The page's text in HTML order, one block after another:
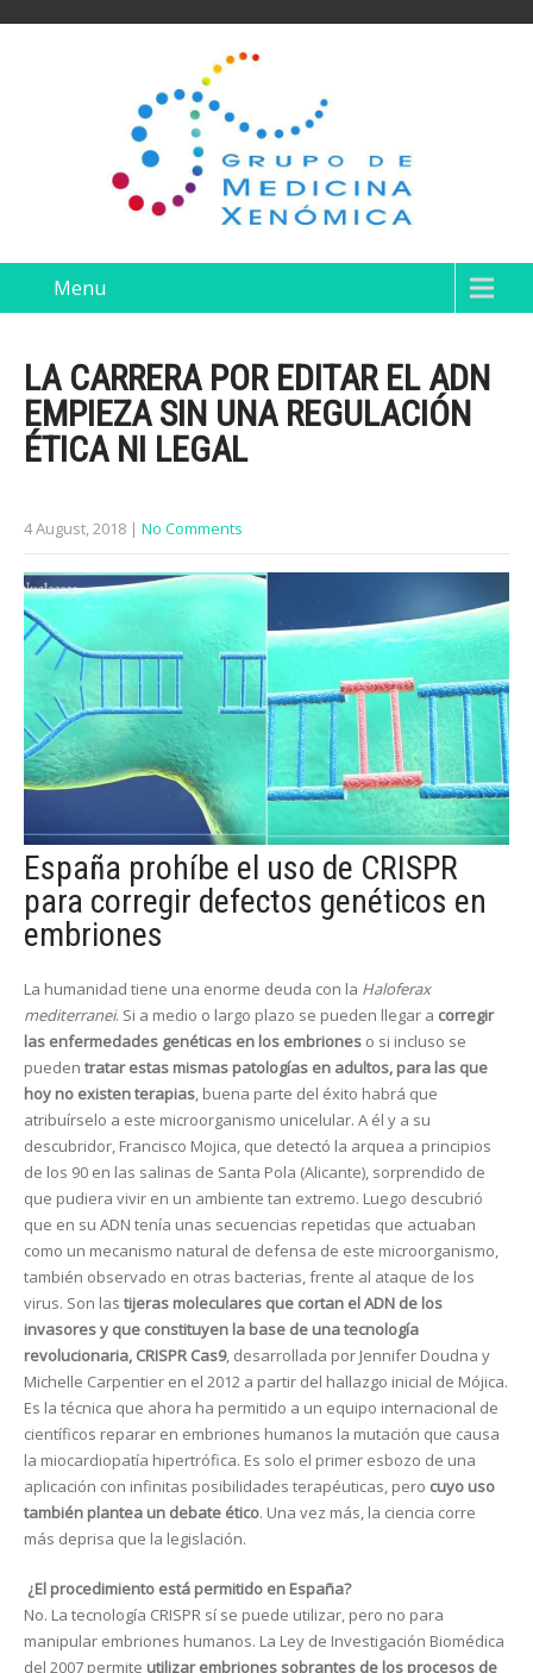
Menu
LA CARRERA POR EDITAR EL ADN
EMPIEZA SIN UNA REGULACIÓN
ÉTICA NI LEGAL
4 August, 2018 | No Comments
España prohíbe el uso de CRISPR
para corregir defectos genéticos en
embriones
La humanidad tiene una enorme deuda con la Haloferax
mediterranei. Si a medio o largo plazo se pueden llegar a corregir
las enfermedades genéticas en los embriones o si incluso se
pueden tratar estas mismas patologías en adultos, para las que
hoy no existen terapias, buena parte del éxito habrá que
atribuírselo a este microorganismo unicelular. A él y a su
descubridor, Francisco Mojica, que detectó la arquea a principios
de los 90 en las salinas de Santa Pola (Alicante), sorprendido de
que pudiera vivir en un ambiente tan extremo. Luego descubrió
que en su ADN tenía unas secuencias repetidas que actuaban
como un mecanismo natural de defensa de este microorganismo,
también observado en otras bacterias, frente al ataque de los
virus. Son las tijeras moleculares que cortan el ADN de los
invasores y que constituyen la base de una tecnología
revolucionaria, CRISPR Cas9, desarrollada por Jennifer Doudna y
Michelle Carpentier en el 2012 a partir del hallazgo inicial de Mójica.
Es la técnica que ahora ha permitido a un equipo internacional de
científicos reparar en embriones humanos la mutación que causa
la miocardiopatía hipertrófica. Es solo el primer esbozo de una
aplicación con infinitas posibilidades terapéuticas, pero cuyo uso
también plantea un debate ético. Una vez más, la ciencia corre
más deprisa que la legislación.
¿El procedimiento está permitido en España?
No. La tecnología CRISPR sí se puede utilizar, pero no para
manipular embriones humanos. La Ley de Investigación Biomédica
del 2007 permite utilizar embriones sobrantes de los procesos de